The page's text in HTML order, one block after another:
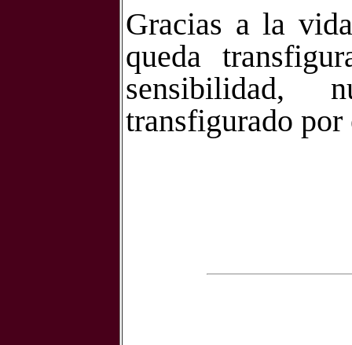
Gracias a la
queda
sensibilidad,
transfigurado por